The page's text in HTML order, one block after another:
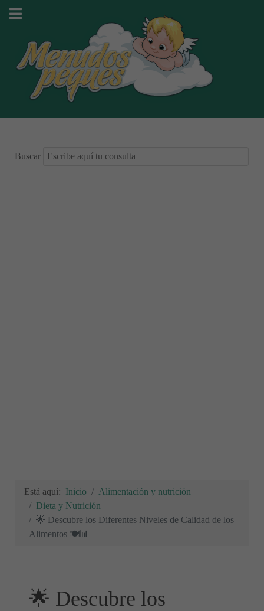
Buscar
Está aquí: Inicio
Alimentación y nutrición
Dieta y Nutrición
🌟 Descubre los Diferentes Niveles de Calidad de los
Alimentos 🍽️📊
🌟 Descubre los